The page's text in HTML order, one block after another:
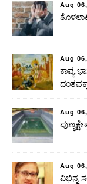
Aug
Aug
ಕಾವ್ಯ
Aug
Aug
ವಿಭಿನ್ನ